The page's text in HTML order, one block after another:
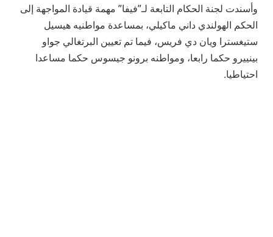
وأسندت لجنة الحكام التابعة لـ”فيفا” مهمة قيادة المواجهة إلى
الحكم الهولندي داني ماكيلي، بمساعدة مواطنيه هيسيل
ستيغسترا ويان دي فريس، فيما تم تعيين البرتغالي جواو
بينييرو حكما رابعا، ومواطنه برونو جيسوس حكما مساعدا
احتياطيا.